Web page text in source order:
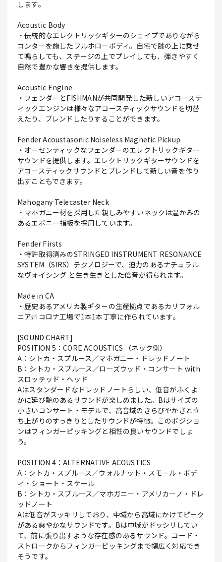
します。
Acoustic Body
・伝統的なエレクトリックギターのシェイプでありながら
コンターを施したフルホローボディ。自宅で膝の上に乗せ
て鳴らしても、ステージの上でプレイしても、弾きやすく
自然で豊かな響きを提供します。
Acoustic Engine
・フェンダーとFISHMANが共同開発した新しいアコーステ
ィックエンジンは様々なアコースティックサウンドを切替
えたり、ブレンドしたりすることができます。
Fender Acoustasonic Noiseless Magnetic Pickup
・オーセンティックなフェンダーのエレクトリックギター
サウンドを提供します。エレクトリックギターサウンドを
アコースティックサウンドとブレンドして新しい音を作り
出すこともできます。
Mahogany Telecaster Neck
・マホガニー材を採用した親しみやすいネックは温かみの
あるエボニー指板を採用しています。
Fender Firsts
・特許取得済みのSTRINGED INSTRUMENT RESONANCE
SYSTEM（SIRS）テクノロジーで、迫力のあるナチュラル
なヴォイシング と生き生きとした倍音が得られます。
Made in CA
・歴史あるアメリカ製ギターの生産拠点であるカリフォル
ニア州コロナ工場で1本1本丁寧に作られています。
[SOUND CHART]
POSITION 5：CORE ACOUSTICS （ネック側）
A：シトカ・スプルース／マホガニー・ドレッドノート
B：シトカ・スプルース／ローズウッド・コンサート with
スロッテッド・ヘッド
Aはスタンダードなドレッドノートらしい、低音がふくよ
かに延び艶のあるサウンドが楽しめました。Bはサイズの
小さいコンサート・モデルで、高音域のきらびやかさと立
ち上がりのすっきりとしたサウンドが特徴。このポジショ
ンはフィンガーピッキングと相性の良いサウンドでしょ
う。
POSITION 4：ALTERNATIVE ACOUSTICS
A：シトカ・スプルース／ウォルナット・スモール・ボデ
ィ・ショート・スケール
B：シトカ・スプルース／マホガニー・アメリカーノ・ドレ
ッドノート
Aは低音がスッキリしており、中域から高域にかけてピーク
がある爽やかなサウンドです。Bは中域がドッシリしてい
て、前に張り出すような存在感のあるサウンド。コード・
ストロークからフィンガーピッキングまで幅広く対応でき
そうです。